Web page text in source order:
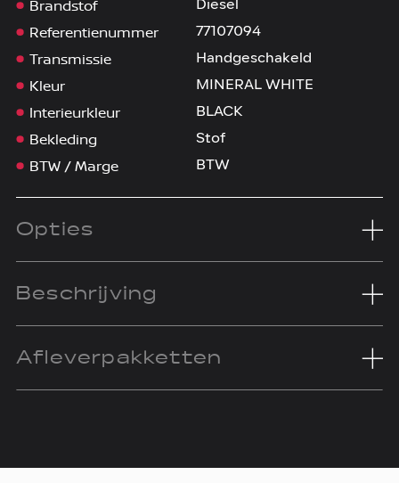
Brandstof Diesel
Referentienummer 77107094
Transmissie Handgeschakeld
Kleur MINERAL WHITE
Interieurkleur BLACK
Bekleding Stof
BTW / Marge BTW
Opties
Beschrijving
Afleverpakketten